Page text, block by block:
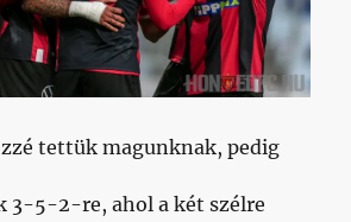
tettük magunknak, pedig
3-5-2-re, ahol a két szélre